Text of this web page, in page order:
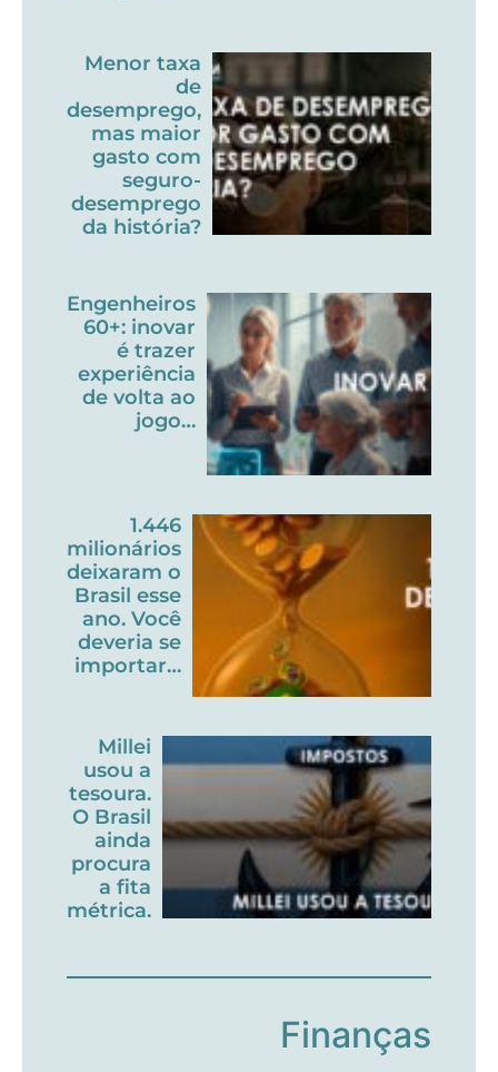
Menor taxa
de
desemprego,
mas maior
gasto com
seguro-
desemprego
da história?
Engenheiros
60+: inovar
é trazer
experiência
de volta ao
jogo…
1.446
milionários
deixaram o
Brasil esse
ano. Você
deveria se
importar…
Millei
usou a
tesoura.
O Brasil
ainda
procura
a fita
métrica.
Finanças